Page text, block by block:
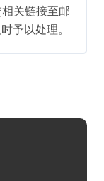
关链接至邮
予以处理。